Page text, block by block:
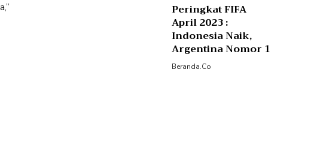
Peringkat FIFA
April 2023 :
Indonesia Naik,
Argentina Nomor 1
Beranda.co